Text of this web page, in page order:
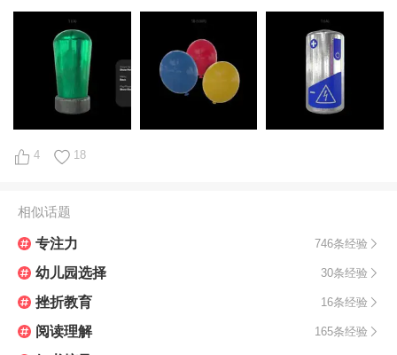
4 18
相似话题
专注力 746条经验
幼儿园选择 30条经验
挫折教育 16条经验
阅读理解 165条经验